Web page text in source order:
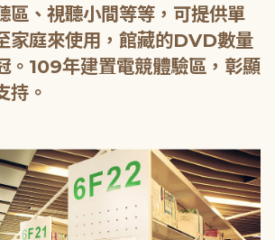
區、視聽小間等等，可提供單
家庭來使用，館藏的DVD數量
。109年建置電競體驗區，彰顯
持。